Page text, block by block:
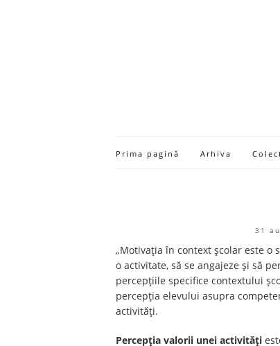
Prima pagină Arhiva
31
„Motivația în context școlar este
o activitate, să se angajeze şi să
percepțiile specifice contextului
percepția elevului asupra
activități.
Percepţia valorii unei activităţi